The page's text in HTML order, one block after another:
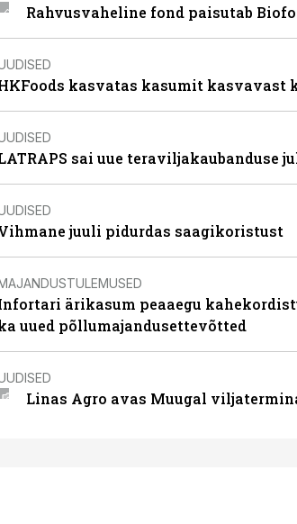
Rahvusvaheline fond paisutab
kasvatas kasumit kasvavast
sai uue teraviljakaubanduse
juuli pidurdas saagikoristust
ärikasum peaaegu
uued põllumajandusettevõtted
Linas Agro avas Muugal